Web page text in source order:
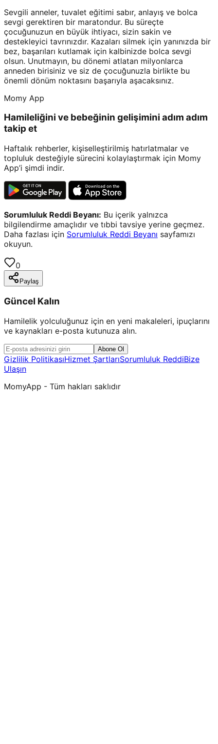
Sevgili anneler, tuvalet eğitimi sabır, anlayış ve bolca
sevgi gerektiren bir maratondur. Bu süreçte
çocuğunuzun en büyük ihtiyacı, sizin sakin ve
destekleyici tavrınızdır. Kazaları silmek için yanınızda bir
bez, başarıları kutlamak için kalbinizde bolca sevgi
olsun. Unutmayın, bu dönemi atlatan milyonlarca
anneden birisiniz ve siz de çocuğunuzla birlikte bu
önemli dönüm noktasını başarıyla aşacaksınız.
Momy App
Hamileliğini ve bebeğinin gelişimini adım adım
takip et
Haftalık rehberler, kişiselleştirilmiş hatırlatmalar ve
topluluk desteğiyle sürecini kolaylaştırmak için Momy
App’i şimdi indir.
Sorumluluk Reddi Beyanı: Bu içerik yalnızca
bilgilendirme amaçlıdır ve tıbbi tavsiye yerine geçmez.
Daha fazlası için Sorumluluk Reddi Beyanı sayfamızı
okuyun.
0
Paylaş
Güncel Kalın
Hamilelik yolculuğunuz için en yeni makaleleri, ipuçlarını
ve kaynakları e-posta kutunuza alın.
Abone Ol
Gizlilik PolitikasıHizmet ŞartlarıSorumluluk ReddiBize
Ulaşın
MomyApp - Tüm hakları saklıdır